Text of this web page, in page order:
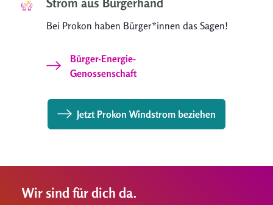
Bei Prokon haben Bürger*innen das Sagen!
Bürger-Energie-
Genossenschaft
Jetzt Prokon Windstrom beziehen
Wir sind für dich da.